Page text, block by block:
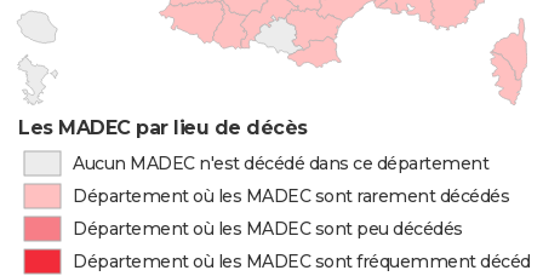
Les MADEC par lieu de décès
Aucun MADEC n'est décédé dans ce département
Département où les MADEC sont rarement décédés
Département où les MADEC sont peu décédés
Département où les MADEC sont fréquemment